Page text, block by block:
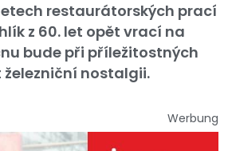
restaurátorských prací
z 60. let opět vrací na
bude při příležitostných
nostalgii.
Werbung